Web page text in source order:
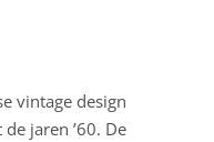
vintage design
jaren ’60. De